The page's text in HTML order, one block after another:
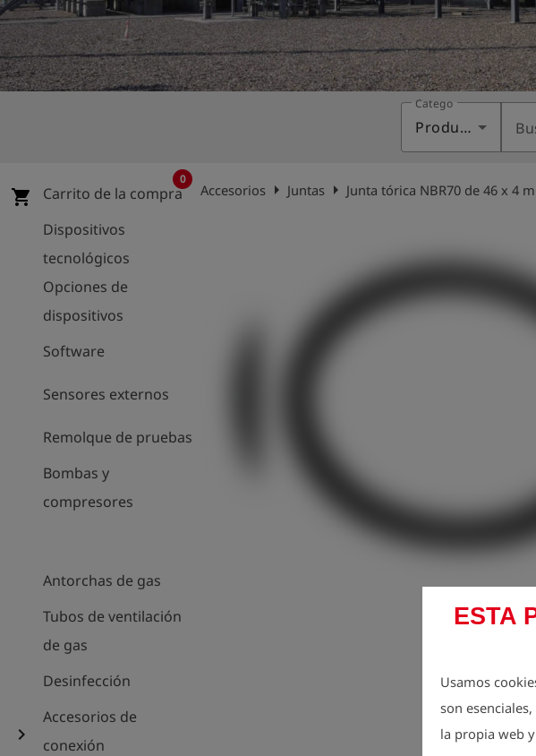
shield Registro
ESTA
Usamos
son
la propia web
Categoría
Productos
shopping_cart Carrito de la compra
0
Dispositivos
tecnológicos
Opciones de
dispositivos
Software
Sensores externos
Remolque de pruebas
Bombas y
compresores
Antorchas de gas
Tubos de ventilación
de gas
Desinfección
chevron_right
Accesorios de
conexión
Accesorios arrow_right Juntas arrow_right Junta tórica NBR70 de 46 x 4